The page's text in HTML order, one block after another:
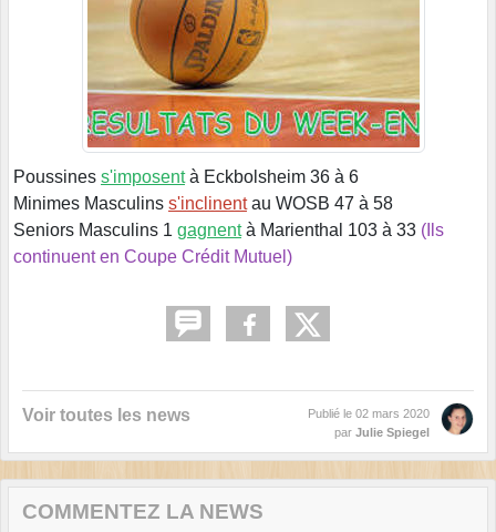
Poussines s'imposentà Eckbolsheim 36 à 6
Minimes Masculins s'inclinentau WOSB 47 à 58
Seniors Masculins 1 gagnentà Marienthal 103 à 33 (Ils
continuent en Coupe Crédit Mutuel)
Voir toutes les news Publié le 02 mars 2020
par Julie Spiegel
COMMENTEZ LA NEWS